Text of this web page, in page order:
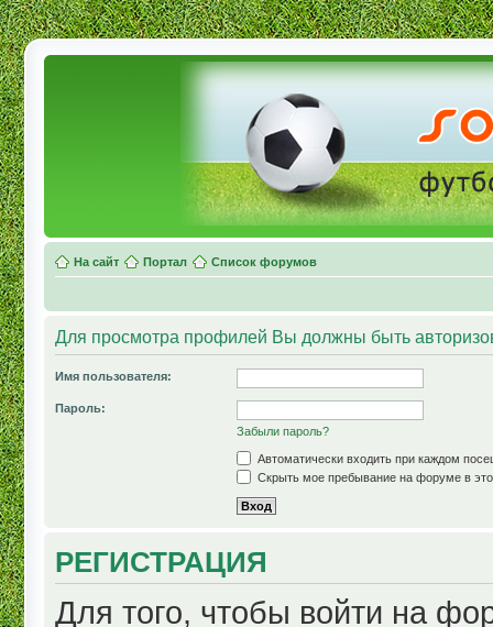
На сайт Портал Список форумов
Для просмотра профилей Вы должны быть
Имя пользователя:
Пароль:
Забыли пароль?
Автоматически входить при каждом
Скрыть мое пребывание на форуме в
РЕГИСТРАЦИЯ
Для того, чтобы войти на